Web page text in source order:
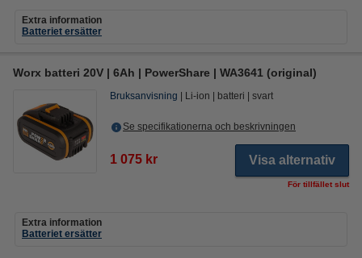
Extra information
Batteriet ersätter
Worx batteri 20V | 6Ah | PowerShare | WA3641 (original)
Bruksanvisning Li-ion batteri svart
Se specifikationerna och beskrivningen
1 075 kr Visa alternativ
För tillfället slut
Extra information
Batteriet ersätter